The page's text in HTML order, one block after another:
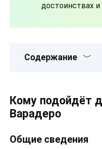
достоинствах и
Содержание
Кому подойдёт
Варадеро
Общие сведения